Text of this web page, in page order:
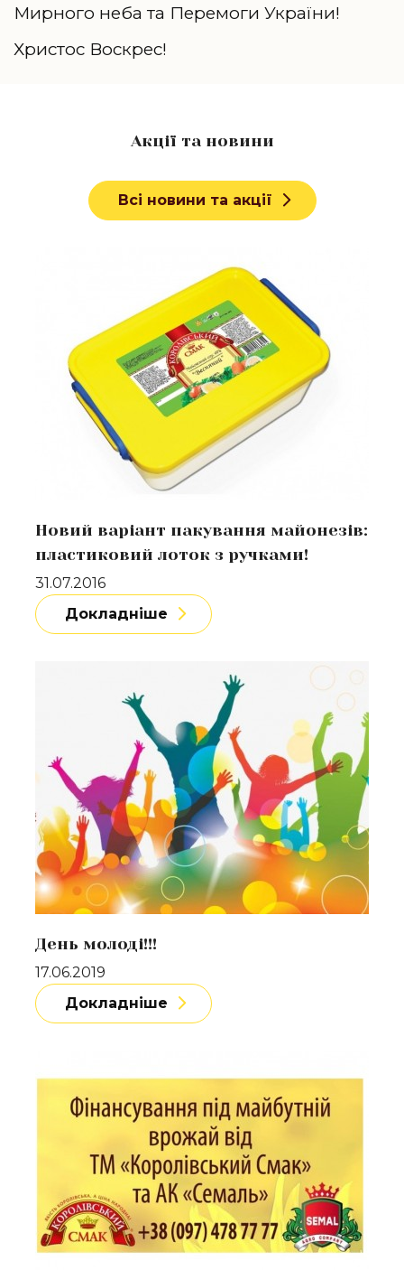
Мирного неба та Перемоги України!
Христoс Воскрес!
Акції та новини
Всі новини та акції
Новий варіант пакування майонезів:
пластиковий лоток з ручками!
31.07.2016
Докладніше
День молоді!!!
17.06.2019
Докладніше